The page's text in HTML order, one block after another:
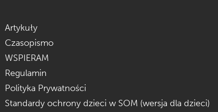
Artykuły
Czasopismo
WSPIERAM
Regulamin
Polityka Prywatności
Standardy ochrony dzieci w SOM (wersja dla dzieci)